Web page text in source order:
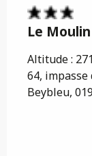
Le
Altitude :
64,
Beybleu,